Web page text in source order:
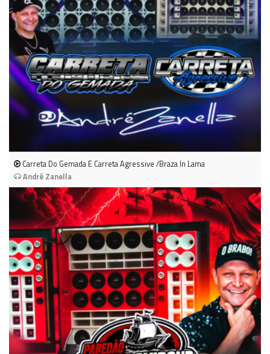
Carreta Do Gemada E Carreta Agressive /Braza In Lama
André Zanella